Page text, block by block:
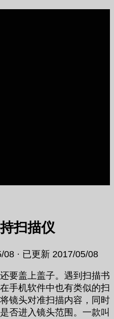
扫描仪
08 · 已更新 2017/05/08
要盖上盖子。遇到扫描书
手机软件中也有类似的扫
镜头对准扫描内容，同时
否进入镜头范围。一款叫